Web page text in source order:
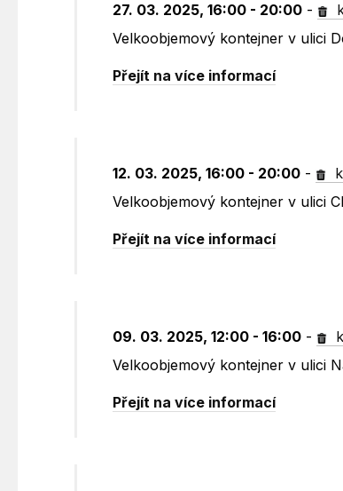
27. 03. 2025, 16:00 - 20:00 -
Velkoobjemový kontejner v ulici
Přejít na více informací
12. 03. 2025, 16:00 - 20:00 -
Velkoobjemový kontejner v ulici
Přejít na více informací
09. 03. 2025, 12:00 - 16:00 -
Velkoobjemový kontejner v ulici
Přejít na více informací